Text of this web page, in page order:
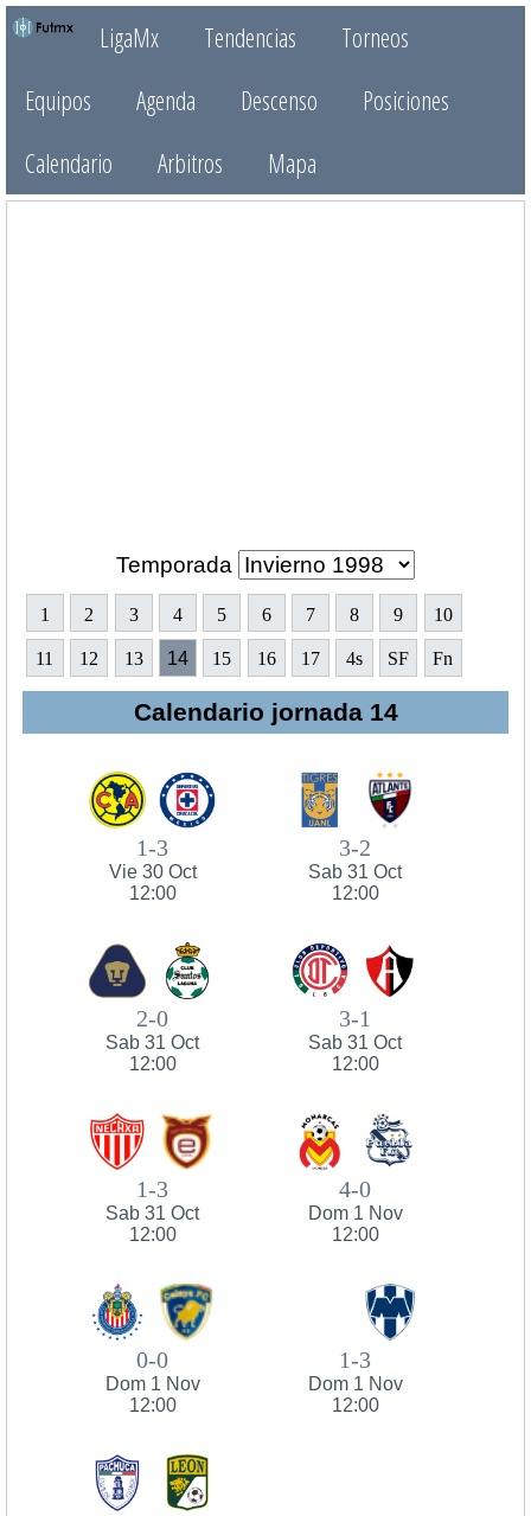
LigaMx Tendencias
Torneos
Equipos
Agenda Descenso
Posiciones
Calendario
Arbitros Mapa
Temporada
1 2 3 4 5 6 7 8 9 10
11 12 13 14 15 16 17 4s SF Fn
Calendario jornada 14
1-3
Vie 30 Oct
12:00
3-2
Sab 31 Oct
12:00
2-0
Sab 31 Oct
12:00
3-1
Sab 31 Oct
12:00
1-3
Sab 31 Oct
12:00
4-0
Dom 1 Nov
12:00
0-0
Dom 1 Nov
12:00
1-3
Dom 1 Nov
12:00